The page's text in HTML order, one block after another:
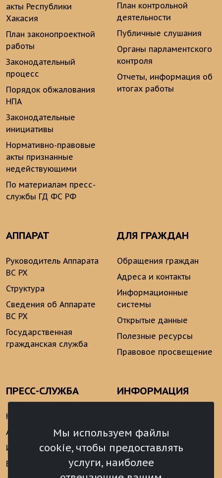
Мы используем файлы
cookie, чтобы предоставлять
услуги, наиболее
акты Республики
Хакасия
План законопроектной
работы
Законодательный
процесс
Порядок обжалования
НПА
Законодательные
инициативы
Нормативно-правовые
акты признанные
недействующими
По материалам пресс-
службы ГД ФС РФ
План контрольной
деятельности
Публичные слушания
Органы парламентского
контроля
Отчеты, информация об
итогах работы
АППАРАТ
Руководитель Аппарата
ВС РХ
Структура
Сведения об Аппарате
ВС РХ
Государственная
гражданская служба
ДЛЯ ГРАЖДАН
Обращения граждан
Адреса и контакты
Информационные
системы
Открытые данные
Полезные ресурсы
Правовое просвещение
ПРЕСС-СЛУЖБА
Новости
Анонсы
Интервью
Видеоматериалы
ИНФОРМАЦИЯ
аналитические
материалы
Реализация Послания
Президента РФ